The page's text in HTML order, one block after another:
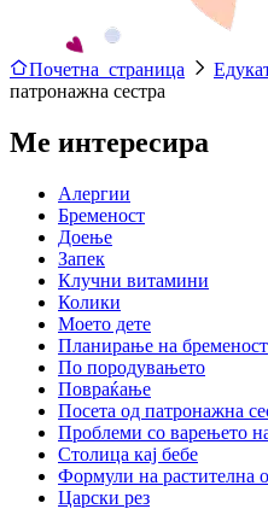
Почетна страница
патронажна сестра
Ме интересира
Алергии
Бременост
Доење
Запек
Клучни витамини
Колики
Моето дете
Планирање на бременост
По породувањето
Повраќање
Посета од патронажна
Проблеми со варењето
Столица кај бебе
Формули на растителна
Царски рез